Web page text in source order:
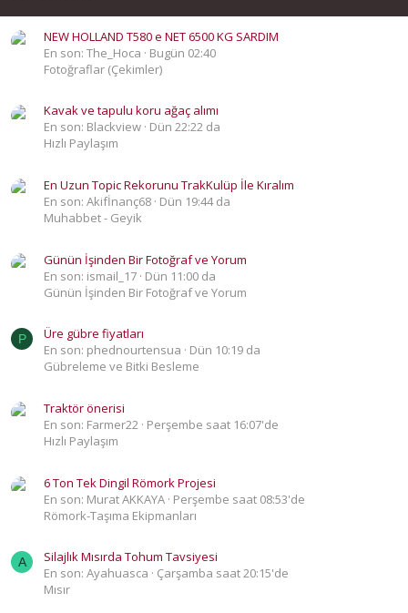
NEW HOLLAND T580 e NET 6500 KG SARDIM
En son: The_Hoca
Bugün 02:40
Fotoğraflar (Çekimler)
Kavak ve tapulu koru ağaç alımı
En son: Blackview Dün 22:22 da
Hızlı Paylaşım
En Uzun Topic Rekorunu TrakKulüp İle Kıralım
En son: Akifİnanç68 Dün 19:44 da
Muhabbet - Geyik
Günün İşinden Bir Fotoğraf ve Yorum
En son: ismail_17 Dün 11:00 da
Günün İşinden Bir Fotoğraf ve Yorum
P
Üre gübre fiyatları
En son: phednourtensua
Dün 10:19 da
Gübreleme ve Bitki Besleme
Traktör önerisi
En son: Farmer22 Perşembe saat 16:07'de
Hızlı Paylaşım
6 Ton Tek Dingil Römork Projesi
En son: Murat AKKAYA Perşembe saat 08:53'de
Römork-Taşıma Ekipmanları
A
Silajlık Mısırda Tohum Tavsiyesi
En son: Ayahuasca
Çarşamba saat 20:15'de
Mısır